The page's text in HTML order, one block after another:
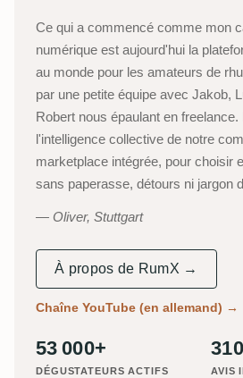
Ce qui a commencé comme mon
numérique est aujourd'hui la
au monde pour les amateurs de
par une petite équipe avec Jakob,
Robert nous épaulant en
l'intelligence collective de notre
marketplace intégrée, pour choisir
sans paperasse, détours ni jargon
Oliver, Stuttgart
À propos de RumX →
Chaîne YouTube (en allemand) →
53 000+
DÉGUSTATEURS ACTIFS AVIS